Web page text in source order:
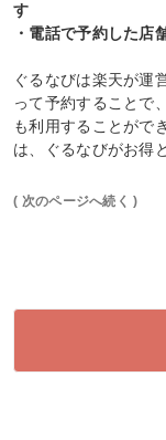
す
・電話で予約した店
ぐるなびは楽天が運
って予約することで
も利用することがで
は、ぐるなびがお得
( 次のページへ続く )